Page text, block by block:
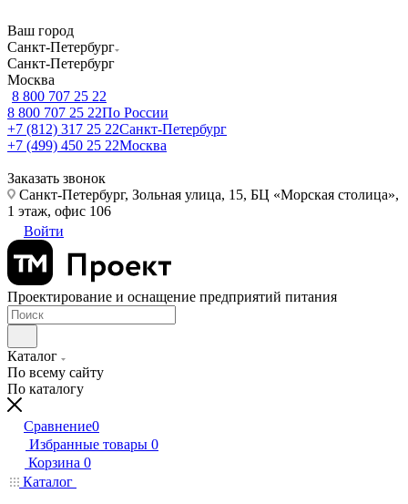
Ваш город
Санкт-Петербург
Санкт-Петербург
Москва
8 800 707 25 22
8 800 707 25 22По России
+7 (812) 317 25 22Санкт-Петербург
+7 (499) 450 25 22Москва
Заказать звонок
Санкт-Петербург, Зольная улица, 15, БЦ «Морская столица»,
1 этаж, офис 106
Войти
Проектирование и оснащение предприятий питания
Каталог
По всему сайту
По каталогу
Сравнение0
Избранные товары 0
Корзина 0
Каталог